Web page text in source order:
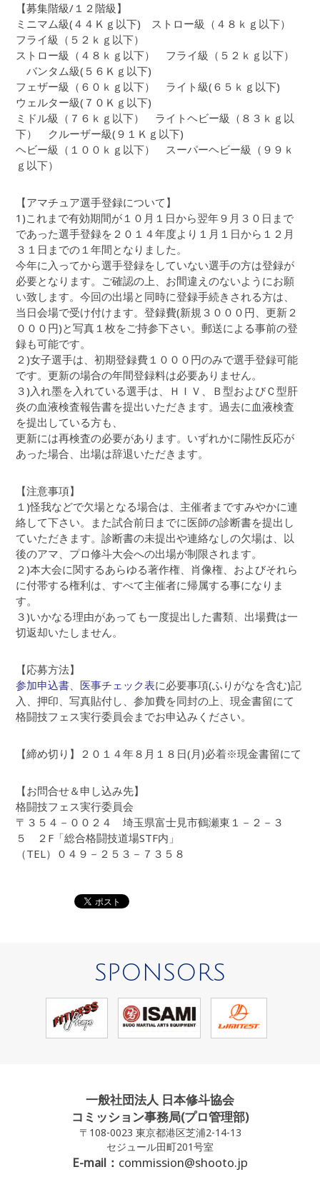
【募集階級/１２階級】
ミニマム級(４４Ｋｇ以下) ストロー級（４８ｋｇ以下）
フライ級（５２ｋｇ以下）
ストロー級（４８ｋｇ以下） フライ級（５２ｋｇ以下）
バンタム級(５６Ｋｇ以下)
フェザー級（６０ｋｇ以下） ライト級(６５ｋｇ以下)
ウェルター級(７０Ｋｇ以下)
ミドル級（７６ｋｇ以下） ライトヘビー級（８３ｋｇ以
下） クルーザー級(９１Ｋｇ以下)
ヘビー級（１００ｋｇ以下） スーパーヘビー級（９９ｋ
ｇ以下）
【アマチュア選手登録について】
1)これまで有効期間が１０月１日から翌年９月３０日まで
であった選手登録を２０１４年度より１月１日から１２月
３１日までの１年間となりました。
今年に入ってから選手登録をしていない選手の方は登録が
必要となります。ご確認の上、お間違えのないようにお願
い致します。今回の出場と同時に登録手続きされる方は、
当日会場で受け付けます。登録費(新規３０００円、更新２
０００円)と写真１枚をご持参下さい。郵送による事前の登
録も可能です。
２)女子選手は、初期登録費１０００円のみで選手登録可能
です。更新の場合の年間登録料は必要ありません。
３)入れ墨を入れている選手は、ＨＩＶ、Ｂ型およびＣ型肝
炎の血液検査報告書を提出いただきます。過去に血液検査
を提出している方も、
更新には再検査の必要があります。いずれかに陽性反応が
あった場合、出場は辞退いただきます。
【注意事項】
１)怪我などで欠場となる場合は、主催者まですみやかに連
絡して下さい。また試合前日までに医師の診断書を提出し
ていただきます。診断書の未提出や連絡なしの欠場は、以
後のアマ、プロ修斗大会への出場が制限されます。
２)本大会に関するあらゆる著作権、肖像権、およびそれら
に付帯する権利は、すべて主催者に帰属する事になりま
す。
３)いかなる理由があっても一度提出した書類、出場費は一
切返却いたしません。
【応募方法】
参加申込書、 医事チェック表に必要事項(ふりがなを含む)記
入、押印、写真貼付し、参加費を同封の上、現金書留にて
格闘技フェス実行委員会までお申込みください。
【締め切り】２０１４年８月１８日(月)必着※現金書留にて
【お問合せ＆申し込み先】
格闘技フェス実行委員会
〒３５４－００２４ 埼玉県富士見市鶴瀬東１－２－３
５ ２F「総合格闘技道場STF内」
（TEL）０４９－２５３－７３５８
SPONSORS
一般社団法人 日本修斗協会
コミッション事務局(プロ管理部)
〒108-0023 東京都港区芝浦2-14-13
セジュール田町201号室
E-mail： commission@shooto.jp